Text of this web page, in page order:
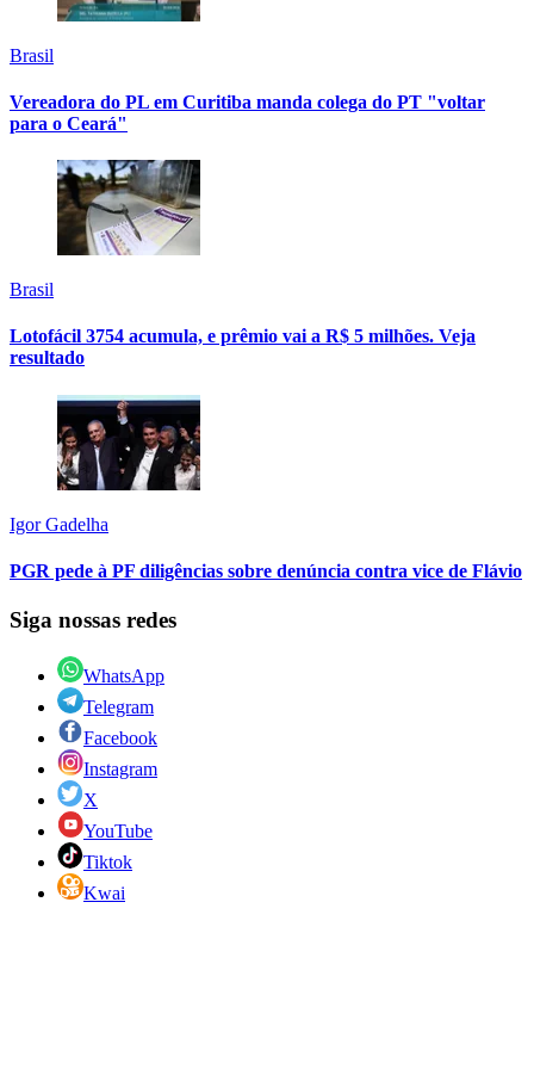
Brasil
Vereadora do PL em Curitiba manda colega do PT "voltar
para o Ceará"
Brasil
Lotofácil 3754 acumula, e prêmio vai a R$ 5 milhões. Veja
resultado
Igor Gadelha
PGR pede à PF diligências sobre denúncia contra vice de Flávio
Siga nossas redes
WhatsApp
Telegram
Facebook
Instagram
X
YouTube
Tiktok
Kwai